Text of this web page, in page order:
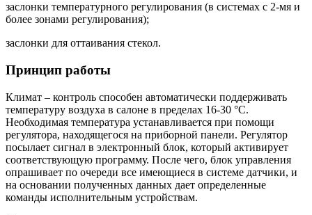
заслонки температурного регулирования (в системах с 2-мя и
более зонами регулирования);
заслонки для оттаивания стекол.
Принцип работы
Климат – контроль способен автоматически поддерживать
температуру воздуха в салоне в пределах 16-30 °С.
Необходимая температура устанавливается при помощи
регулятора, находящегося на приборной панели. Регулятор
посылает сигнал в электронный блок, который активирует
соответствующую программу. После чего, блок управления
опрашивает по очереди все имеющиеся в системе датчики, и
на основании полученных данных дает определенные
команды исполнительным устройствам.